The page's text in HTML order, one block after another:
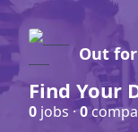
Out
Find Your
0 jobs ·0